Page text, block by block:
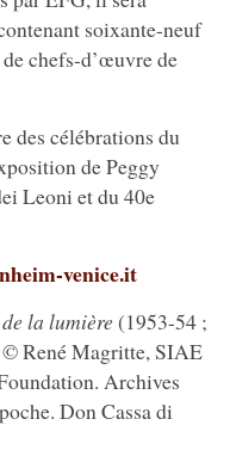
soixante-neuf
chefs-d’œuvre de
des célébrations du
de Peggy
Leoni et du 40e
venice.it
la lumière(1953-54 ;
René Magritte, SIAE
Archives
Don Cassa di